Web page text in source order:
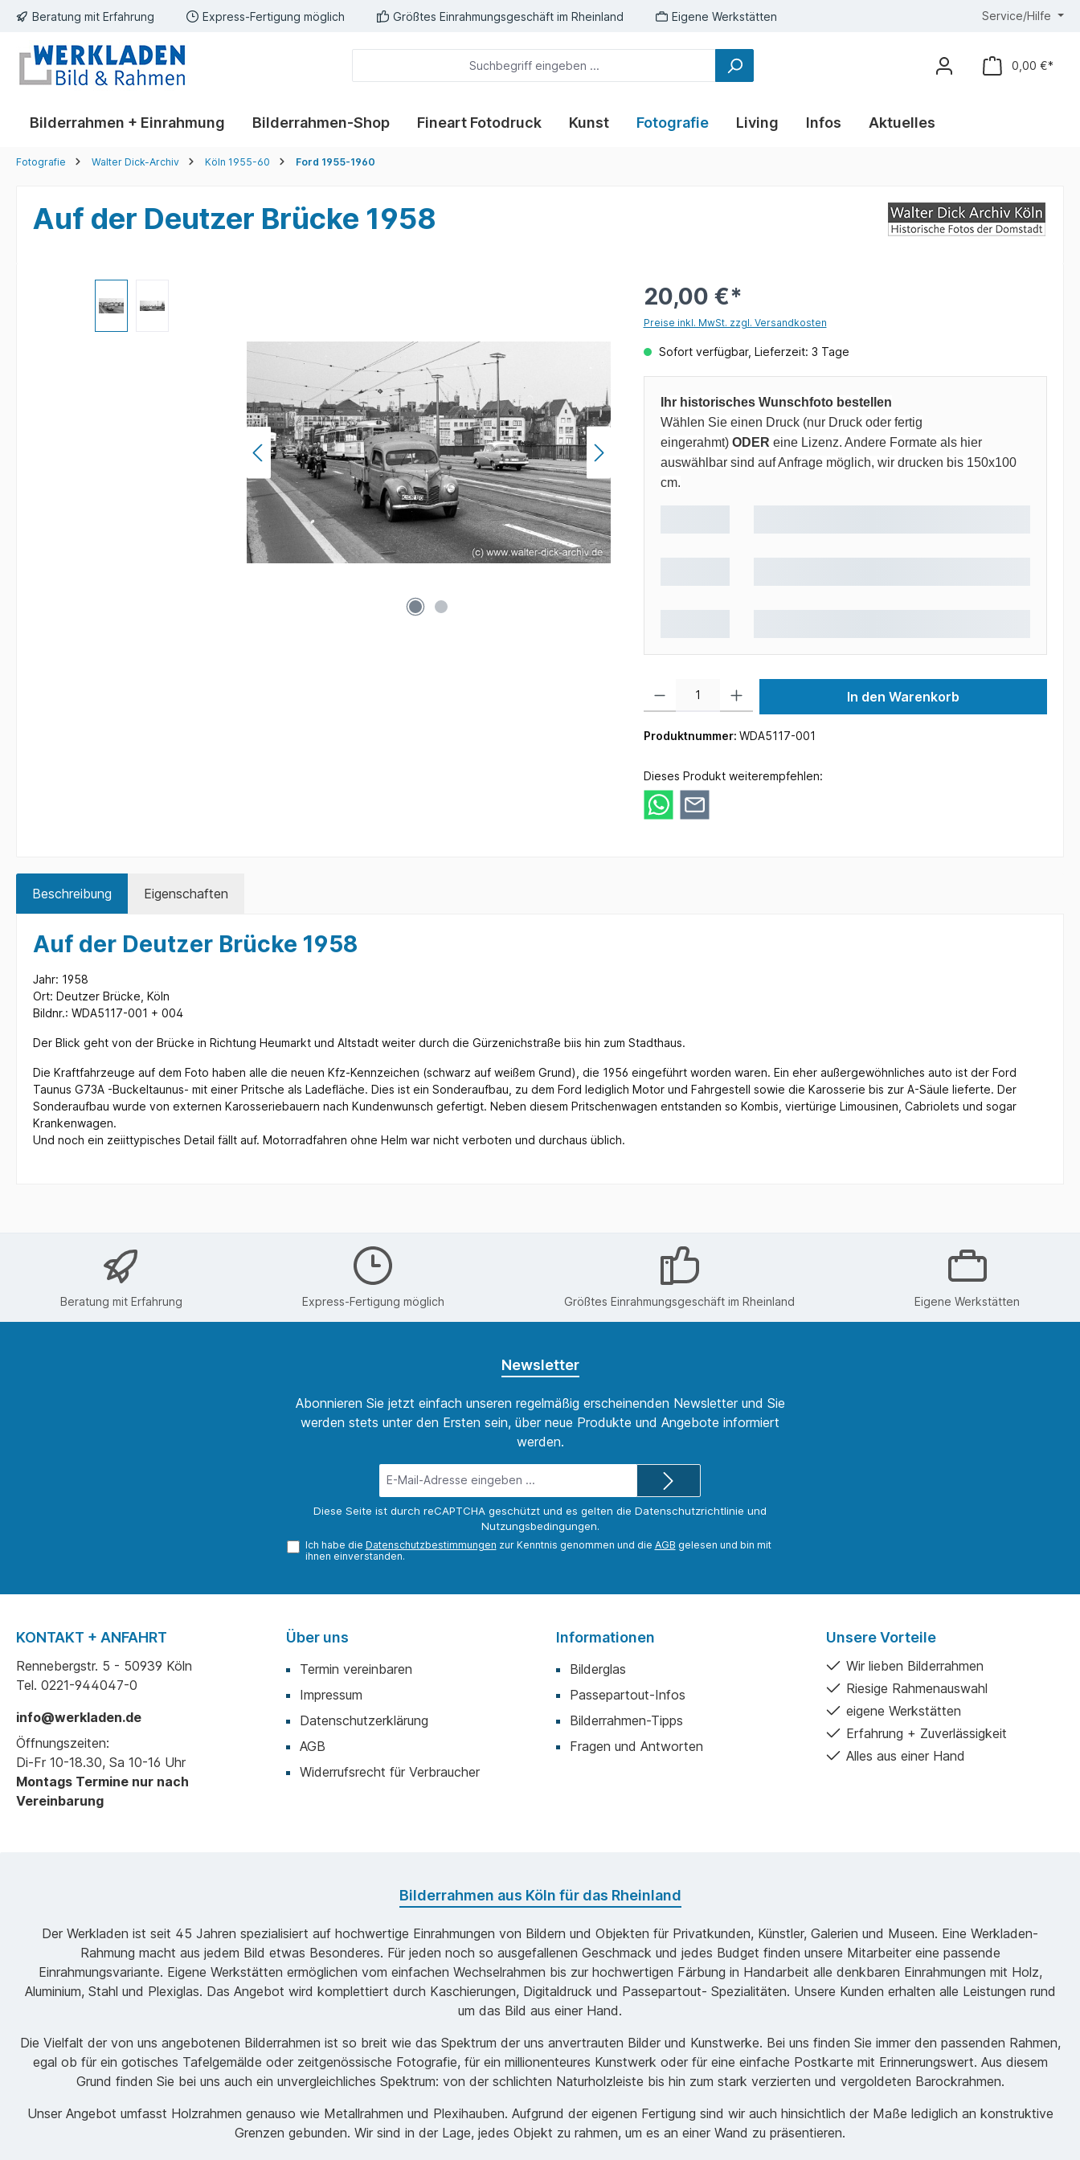
Zur Hauptnavigation springen
Beratung mit Erfahrung Express-Fertigung möglich Größtes Einrahmungsgeschäft im Rheinland Eigene Werkstätten Service/Hilfe
0,00 €*
Bilderrahmen + Einrahmung Bilderrahmen-Shop Fineart Fotodruck Kunst Fotografie Living Infos Aktuelles
Fotografie Walter Dick-Archiv Köln 1955-60 Ford 1955-1960
Auf der Deutzer Brücke 1958
20,00 €*
Preise inkl. MwSt. zzgl. Versandkosten
Sofort verfügbar, Lieferzeit: 3 Tage
Ihr historisches Wunschfoto bestellen
Wählen Sie einen Druck (nur Druck oder fertig
eingerahmt) ODER eine Lizenz. Andere Formate als hier
auswählbar sind auf Anfrage möglich, wir drucken bis 150x100
cm.
In den Warenkorb
Produktnummer: WDA5117-001
Dieses Produkt weiterempfehlen:
Beschreibung Eigenschaften
Auf der Deutzer Brücke 1958
Jahr: 1958
Ort: Deutzer Brücke, Köln
Bildnr.: WDA5117-001 + 004
Der Blick geht von der Brücke in Richtung Heumarkt und Altstadt weiter durch die Gürzenichstraße biis hin zum Stadthaus.
Die Kraftfahrzeuge auf dem Foto haben alle die neuen Kfz-Kennzeichen (schwarz auf weißem Grund), die 1956 eingeführt worden waren. Ein eher außergewöhnliches auto ist der Ford
Taunus G73A -Buckeltaunus- mit einer Pritsche als Ladefläche. Dies ist ein Sonderaufbau, zu dem Ford lediglich Motor und Fahrgestell sowie die Karosserie bis zur A-Säule lieferte. Der
Sonderaufbau wurde von externen Karosseriebauern nach Kundenwunsch gefertigt. Neben diesem Pritschenwagen entstanden so Kombis, viertürige Limousinen, Cabriolets und sogar
Krankenwagen.
Und noch ein zeiittypisches Detail fällt auf. Motorradfahren ohne Helm war nicht verboten und durchaus üblich.
Beratung mit Erfahrung Express-Fertigung möglich Größtes Einrahmungsgeschäft im Rheinland Eigene Werkstätten
Newsletter
Abonnieren Sie jetzt einfach unseren regelmäßig erscheinenden Newsletter und Sie
werden stets unter den Ersten sein, über neue Produkte und Angebote informiert
werden.
Mail-
Adresse*
Diese Seite ist durch reCAPTCHA geschützt und es gelten die Datenschutzrichtlinie und
Nutzungsbedingungen.
Ich habe die Datenschutzbestimmungen zur Kenntnis genommen und die AGB gelesen und bin mit
ihnen einverstanden.
KONTAKT + ANFAHRT
Rennebergstr. 5 - 50939 Köln
Tel. 0221-944047-0
info@werkladen.de
Öffnungszeiten:
Di-Fr 10-18.30, Sa 10-16 Uhr
Montags Termine nur nach
Vereinbarung
Über uns
Termin vereinbaren
Impressum
Datenschutzerklärung
AGB
Widerrufsrecht für Verbraucher
Informationen
Bilderglas
Passepartout-Infos
Bilderrahmen-Tipps
Fragen und Antworten
Unsere Vorteile
Wir lieben Bilderrahmen
Riesige Rahmenauswahl
eigene Werkstätten
Erfahrung + Zuverlässigkeit
Alles aus einer Hand
Bilderrahmen aus Köln für das Rheinland
Der Werkladen ist seit 45 Jahren spezialisiert auf hochwertige Einrahmungen von Bildern und Objekten für Privatkunden, Künstler, Galerien und Museen. Eine Werkladen-
Rahmung macht aus jedem Bild etwas Besonderes. Für jeden noch so ausgefallenen Geschmack und jedes Budget finden unsere Mitarbeiter eine passende
Einrahmungsvariante. Eigene Werkstätten ermöglichen vom einfachen Wechselrahmen bis zur hochwertigen Färbung in Handarbeit alle denkbaren Einrahmungen mit Holz,
Aluminium, Stahl und Plexiglas. Das Angebot wird komplettiert durch Kaschierungen, Digitaldruck und Passepartout- Spezialitäten. Unsere Kunden erhalten alle Leistungen rund
um das Bild aus einer Hand.
Die Vielfalt der von uns angebotenen Bilderrahmen ist so breit wie das Spektrum der uns anvertrauten Bilder und Kunstwerke. Bei uns finden Sie immer den passenden Rahmen,
egal ob für ein gotisches Tafelgemälde oder zeitgenössische Fotografie, für ein millionenteures Kunstwerk oder für eine einfache Postkarte mit Erinnerungswert. Aus diesem
Grund finden Sie bei uns auch ein unvergleichliches Spektrum: von der schlichten Naturholzleiste bis hin zum stark verzierten und vergoldeten Barockrahmen.
Unser Angebot umfasst Holzrahmen genauso wie Metallrahmen und Plexihauben. Aufgrund der eigenen Fertigung sind wir auch hinsichtlich der Maße lediglich an konstruktive
Grenzen gebunden. Wir sind in der Lage, jedes Objekt zu rahmen, um es an einer Wand zu präsentieren.